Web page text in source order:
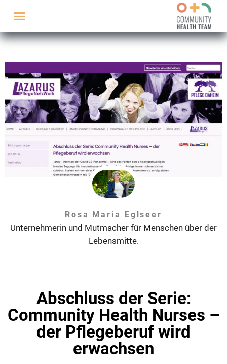
Rosa Maria Eglseer
Unternehmerin und Mutmacher für Menschen über der
Lebensmitte.
Abschluss der Serie:
Community Health Nurses –
der Pflegeberuf wird
erwachsen